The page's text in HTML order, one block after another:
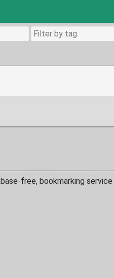
free, bookmarking service